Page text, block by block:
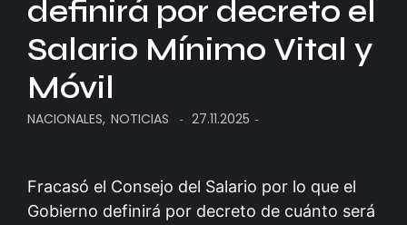
definirá por decreto el
Salario Mínimo Vital y
Móvil
NACIONALES, NOTICIAS - 27.11.2025 -
Fracasó el Consejo del Salario por lo que el
Gobierno definirá por decreto de cuánto será